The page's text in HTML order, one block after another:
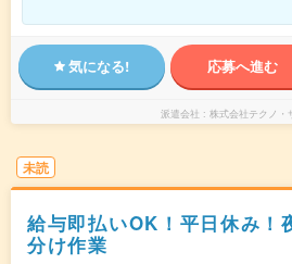
気になる! 応募へ進む
派遣会社 株式会社テクノ・
未読
給与即払いOK！平日休み！
分け作業